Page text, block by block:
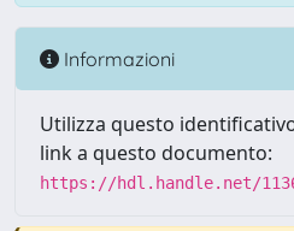
Informazioni
Utilizza questo
link a questo documento:
https://hdl.handle.net/